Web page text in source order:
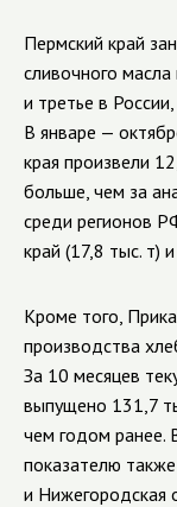
Пермский край
сливочного
и третье в
В январе —
края произвели
больше, чем за
среди регионов
край (17,8 тыс. т)
Кроме того,
производства
За 10 месяцев
выпущено 131,7
чем годом ранее.
показателю
и Нижегородская